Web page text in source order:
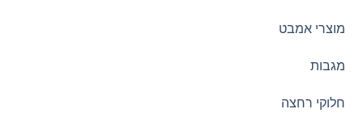
מוצרי אמבט
מגבות
חלוקי רחצה